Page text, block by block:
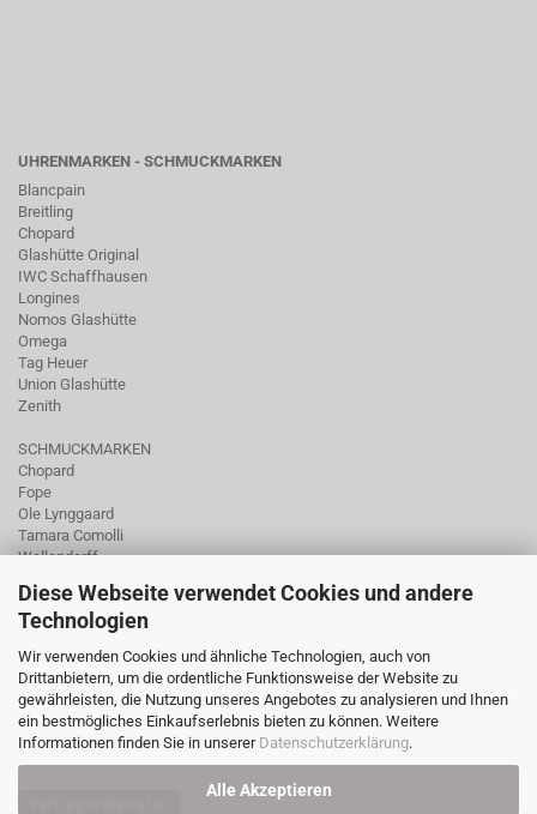
Diese Webseite verwendet Cookies und andere
Technologien
Wir verwenden Cookies und ähnliche Technologien, auch von
Drittanbietern, um die ordentliche Funktionsweise der Website zu
gewährleisten, die Nutzung unseres Angebotes zu analysieren und Ihnen
ein bestmögliches Einkaufserlebnis bieten zu können. Weitere
Informationen finden Sie in unserer Datenschutzerklärung.
Alle Akzeptieren
UHRENMARKEN - SCHMUCKMARKEN
Blancpain
Breitling
Chopard
Glashütte Original
IWC Schaffhausen
Longines
Nomos Glashütte
Omega
Tag Heuer
Union Glashütte
Zenith
SCHMUCKMARKEN
Chopard
Fope
Ole Lynggaard
Tamara Comolli
Wellendorff